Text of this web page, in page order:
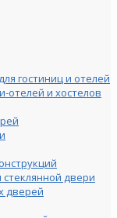
гостиниц и отелей
отелей и хостелов
двери
дверей